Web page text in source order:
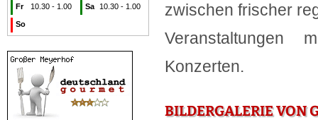
Fr 10.30 - 1.00 Sa 10.30 - 1.00
So
zwischen frischer
Veranstaltungen
Konzerten.
BILDERGALERIE VON